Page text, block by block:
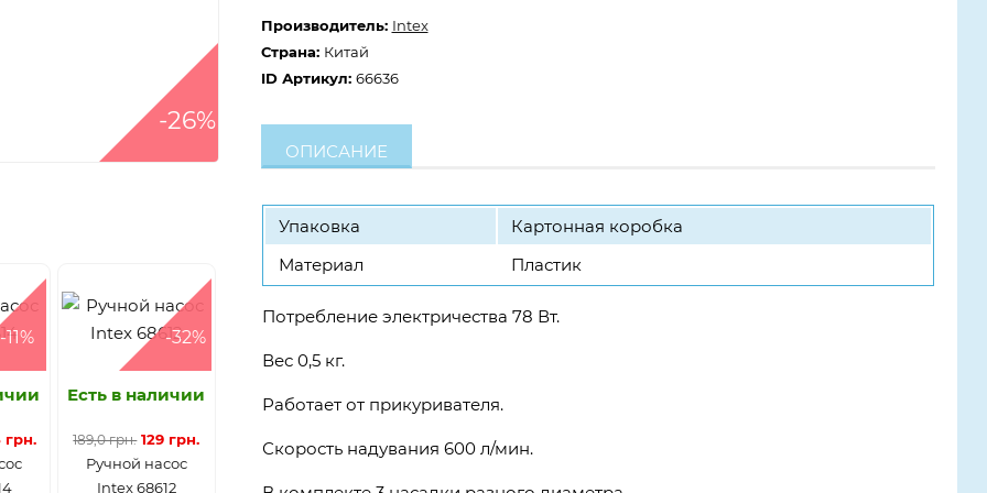
-26%
-11%
грн.
-32%
Есть в наличии
189,0 грн. 129 грн.
Ручной насос
Intex 68612
Производитель: Intex
Страна: Китай
ID Артикул: 66636
ОПИСАНИЕ
Упаковка
Картонная коробка
Материал
Пластик
Потребление электричества 78 Вт.
Вес 0,5 кг.
Работает от прикуривателя.
Скорость надувания 600 л/мин.